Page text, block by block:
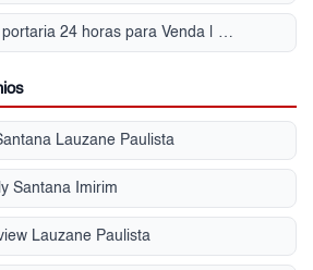
Apartamento com portaria 24 horas para Venda | Lauzane Paulista
Lauzane Paulista
Santana Imirim
Lauzane Paulista